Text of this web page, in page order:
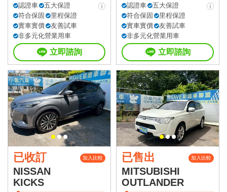
認證車
五大保證
符合保固
里程保證
實車實價
友善試車
非多元化營業用車
立即諮詢
認證車
五大保證
符合保固
里程保證
實車實價
友善試車
非多元化營業用車
立即諮詢
已收訂 加入比較
NISSAN
KICKS
已售出 加入比較
MITSUBISHI
OUTLANDER